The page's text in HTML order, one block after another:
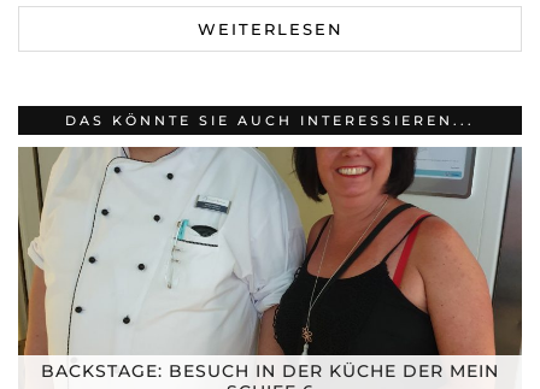
WEITERLESEN
DAS KÖNNTE SIE AUCH INTERESSIEREN...
BACKSTAGE: BESUCH IN DER KÜCHE DER MEIN